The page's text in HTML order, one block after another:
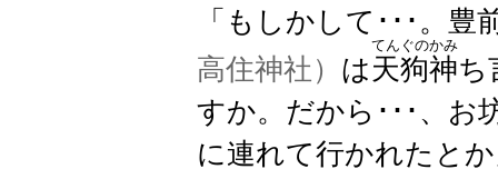
「もしかして･･･。豊
高住神社） は天狗神
てんぐのかみ
ち
すか。だから･･･、お
に連れて行かれたと